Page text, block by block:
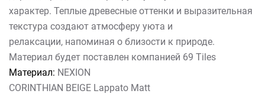
характер. Теплые древесные оттенки и выразительная
текстура создают атмосферу уюта и
релаксации, напоминая о близости к природе.
Материал будет поставлен компанией 69 Tiles
Материал: NEXION
CORINTHIAN BEIGE Lappato Matt